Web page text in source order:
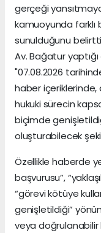
gerçeği
kamuoyunda farklı
sunulduğunu
Av. Bağatur
"07.08.2026
haber
hukuki sürecin
biçimde
oluşturabilecek
Özellikle haberde
başvurusu”,
“görevi kötüye
genişletildiği”
veya doğrulanabilir